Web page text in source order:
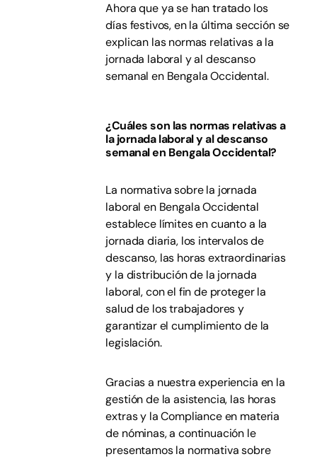
Ahora que ya se han tratado los
días festivos, en la última sección se
explican las normas relativas a la
jornada laboral y al descanso
semanal en Bengala Occidental.
¿Cuáles son las normas relativas a
la jornada laboral y al descanso
semanal en Bengala Occidental?
La normativa sobre la jornada
laboral en Bengala Occidental
establece límites en cuanto a la
jornada diaria, los intervalos de
descanso, las horas extraordinarias
y la distribución de la jornada
laboral, con el fin de proteger la
salud de los trabajadores y
garantizar el cumplimiento de la
legislación.
Gracias a nuestra experiencia en la
gestión de la asistencia, las horas
extras y la Compliance en materia
de nóminas, a continuación le
presentamos la normativa sobre